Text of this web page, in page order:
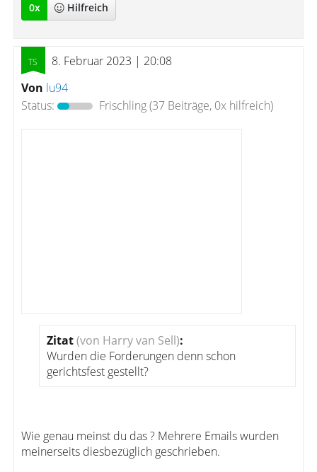
0x Hilfreich
8. Februar 2023 | 20:08
Von lu94
Status:
Frischling(37 Beiträge, 0x hilfreich)
Zitat(von Harry van Sell):
Wurden die Forderungen denn schon
gerichtsfest gestellt?
Wie genau meinst du das ? Mehrere Emails wurden
meinerseits diesbezüglich geschrieben.